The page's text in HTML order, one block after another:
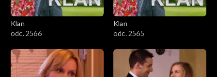
Klan
odc. 2566
Klan
odc. 2565